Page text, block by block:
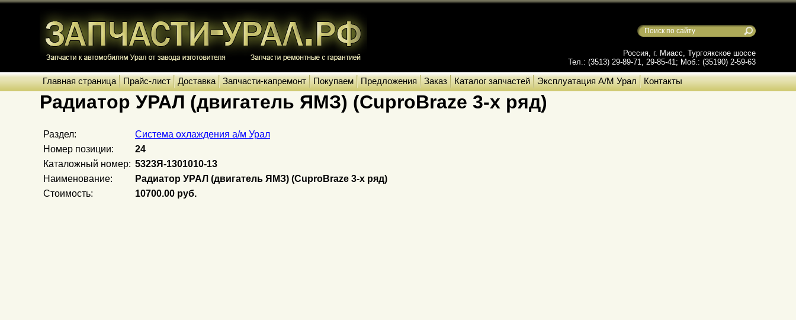
Россия, г. Миасс, Тургоякское шоссе
Тел.: (3513) 29-89-71, 29-85-41; Моб.: (35190) 2-59-63
Главная страница Прайс-лист Доставка Запчасти-капремонт Покупаем Предложения Заказ Каталог запчастей Эксплуатация А/М Урал Контакты
Радиатор УРАЛ (двигатель ЯМЗ) (CuproBraze 3-х ряд)
Раздел:
Система охлаждения а/м Урал
Номер позиции:
24
Каталожный номер: 5323Я-1301010-13
Наименование:
Радиатор УРАЛ (двигатель ЯМЗ) (CuproBraze 3-х ряд)
Стоимость:
10700.00 руб.